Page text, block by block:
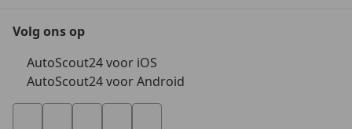
Volg ons op
AutoScout24 voor iOS
AutoScout24 voor Android